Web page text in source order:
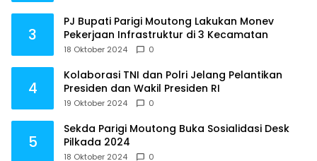
3
PJ Bupati Parigi Moutong Lakukan Monev
Pekerjaan Infrastruktur di 3 Kecamatan
18 Oktober 2024 0
4
Kolaborasi TNI dan Polri Jelang Pelantikan
Presiden dan Wakil Presiden RI
19 Oktober 2024 0
5
Sekda Parigi Moutong Buka Sosialidasi Desk
Pilkada 2024
18 Oktober 2024 0